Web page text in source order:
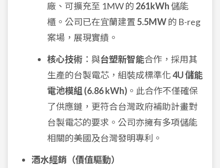
廠、可擴充至 1MW 的 261kWh 儲能
櫃。公司已在宜蘭建置5.5MW的 B-reg
案場，展現實績。
核心技術 ：與台塑新智能合作，採用其
生產的台製電芯，組裝成標準化4U 儲能
電池模組 (6.86 kWh) 。此合作不僅確保
了供應鏈，更符合台灣政府補助計畫對
台製電芯的要求。公司亦擁有多項儲能
相關的美國及台灣發明專利。
酒水經銷（價值驅動）